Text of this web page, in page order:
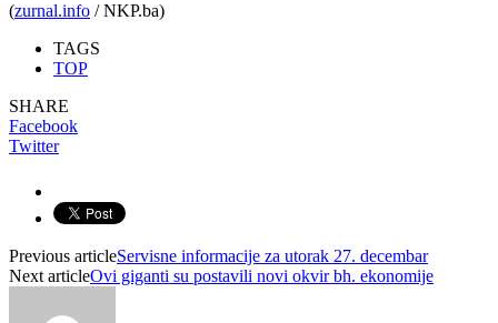
(zurnal.info / NKP.ba)
TAGS
TOP
SHARE
Facebook
Twitter
Previous articleServisne informacije za utorak 27. decembar
Next articleOvi giganti su postavili novi okvir bh. ekonomije